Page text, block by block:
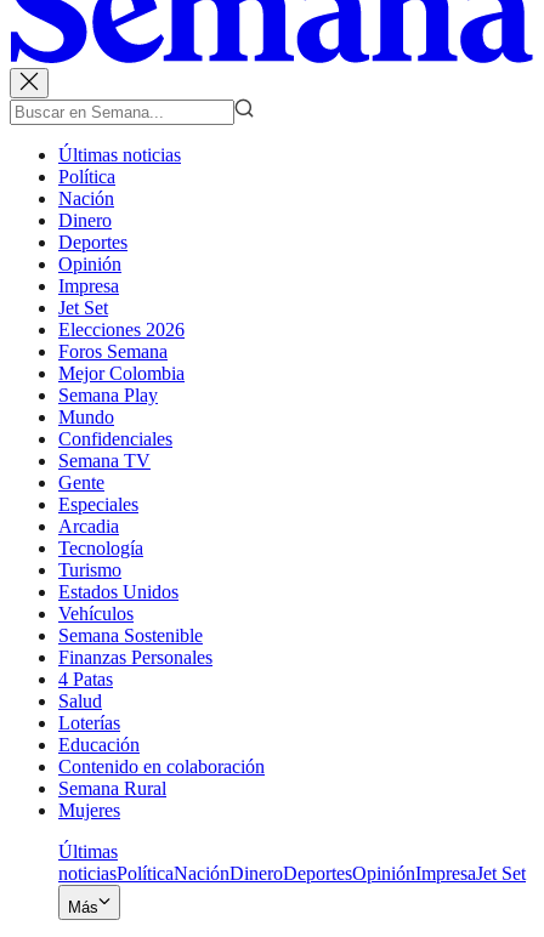
Últimas noticias
Política
Nación
Dinero
Deportes
Opinión
Impresa
Jet Set
Elecciones 2026
Foros Semana
Mejor Colombia
Semana Play
Mundo
Confidenciales
Semana TV
Gente
Especiales
Arcadia
Tecnología
Turismo
Estados Unidos
Vehículos
Semana Sostenible
Finanzas Personales
4 Patas
Salud
Loterías
Educación
Contenido en colaboración
Semana Rural
Mujeres
Últimas
noticiasPolíticaNaciónDineroDeportesOpiniónImpresaJet Set
Más